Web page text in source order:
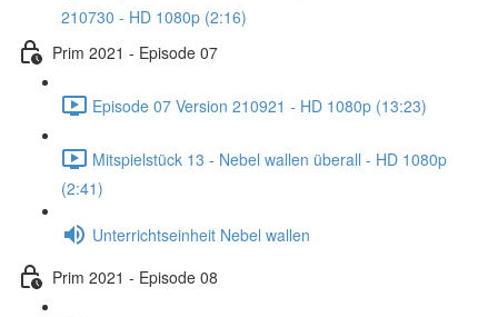
210730 - HD 1080p (2:16)
Prim 2021 - Episode 07
Episode 07 Version 210921 - HD 1080p (13:23)
Mitspielstück 13 - Nebel wallen überall - HD 1080p
(2:41)
Unterrichtseinheit Nebel wallen
Prim 2021 - Episode 08